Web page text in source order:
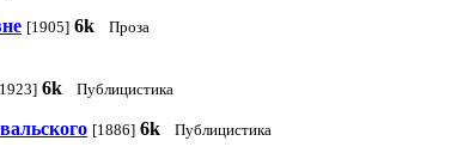
[1905] 6k Проза
6k Публицистика
[1886] 6k Публицистика